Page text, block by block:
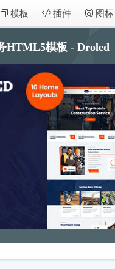
模板 插件 图标
HTML5模板 - Droled